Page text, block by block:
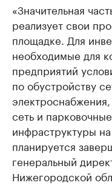
«Значительная
реализует свои
площадке. Для
необходимые для
предприятий
по обустройству
сеть и
инфраструктуры
планируется
генеральный
Нижегородской